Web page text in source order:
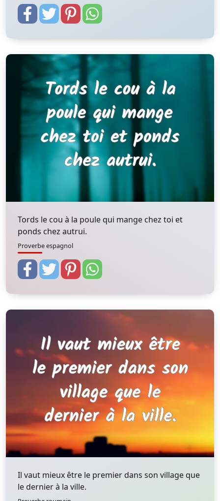
Tords le cou à la poule qui mange chez toi et
ponds chez autrui.
Proverbe espagnol
Il vaut mieux être le premier dans son village que
le dernier à la ville.